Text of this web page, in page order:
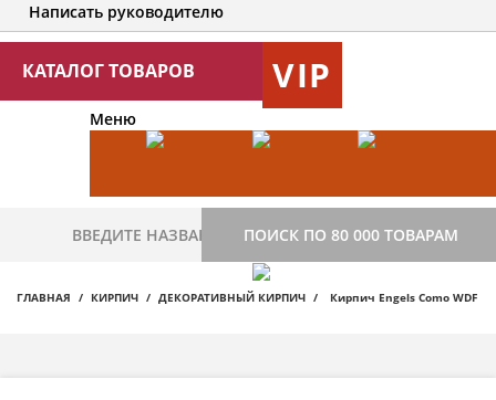
Написать руководителю
КАТАЛОГ ТОВАРОВ VIP
Меню
ПОИСК ПО 80 000 ТОВАРАМ
ГЛАВНАЯ КИРПИЧ ДЕКОРАТИВНЫЙ КИРПИЧ Кирпич Engels Como WDF